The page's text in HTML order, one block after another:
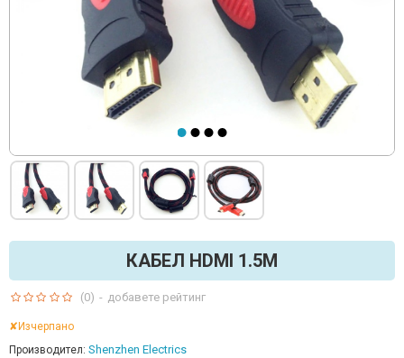
КАБЕЛ HDMI 1.5M
✘Изчерпано
Производител: Shenzhen Electrics
(0) - добавете рейтинг